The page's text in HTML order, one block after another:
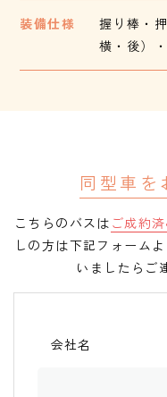
装備仕様
握り棒・
横・後）
同型車を
こちらのバスは ご成約済
しの方は下記フォーム
いましたらご
会社名